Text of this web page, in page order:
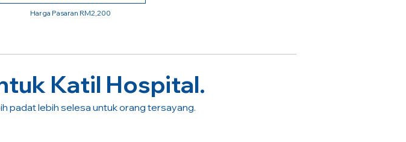
Harga Pasaran RM2,200
Katil Hospital.
padat lebih selesa untuk orang tersayang.